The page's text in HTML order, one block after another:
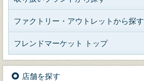
ファクトリー・アウトレットから探す
フレンドマーケット トップ
店舗を探す